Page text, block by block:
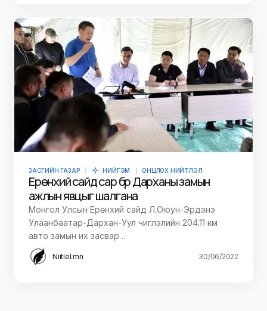
ЗАСГИЙН ГАЗАР НИЙГЭМ ОНЦЛОХ НИЙТЛЭЛ
Ерөнхий сайд сар бүр Дарханы замын
ажлын явцыг шалгана
Монгол Улсын Ерөнхий сайд Л.Оюун-Эрдэнэ
Улаанбаатар-Дархан-Уул чиглэлийн 204.11 км
авто замын их засвар…
Niitlel.mn 30/06/2022